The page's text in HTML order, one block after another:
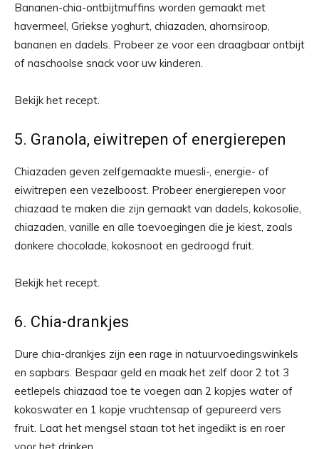
Bananen-chia-ontbijtmuffins worden gemaakt met
havermeel, Griekse yoghurt, chiazaden, ahornsiroop,
bananen en dadels. Probeer ze voor een draagbaar ontbijt
of naschoolse snack voor uw kinderen.
Bekijk het recept.
5. Granola, eiwitrepen of energierepen
Chiazaden geven zelfgemaakte muesli-, energie- of
eiwitrepen een vezelboost. Probeer energierepen voor
chiazaad te maken die zijn gemaakt van dadels, kokosolie,
chiazaden, vanille en alle toevoegingen die je kiest, zoals
donkere chocolade, kokosnoot en gedroogd fruit.
Bekijk het recept.
6. Chia-drankjes
Dure chia-drankjes zijn een rage in natuurvoedingswinkels
en sapbars. Bespaar geld en maak het zelf door 2 tot 3
eetlepels chiazaad toe te voegen aan 2 kopjes water of
kokoswater en 1 kopje vruchtensap of gepureerd vers
fruit. Laat het mengsel staan ​​tot het ingedikt is en roer